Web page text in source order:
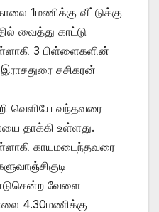
1மணிக்கு வீட்டுக்கு
வைத்து காட்டு
3 பிள்ளைகளின்
சசிகரன்
வெளியே வந்தவரை
தாக்கி உள்ளது.
காயமடைந்தவரை
வேளை
4.30மணிக்கு